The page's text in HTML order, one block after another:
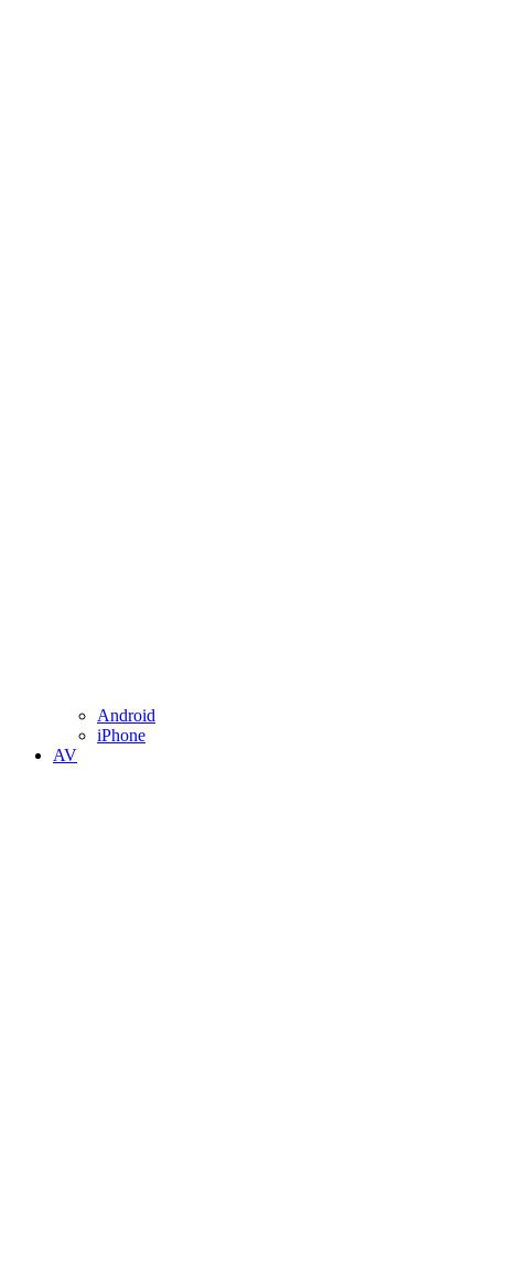
Android
iPhone
AV